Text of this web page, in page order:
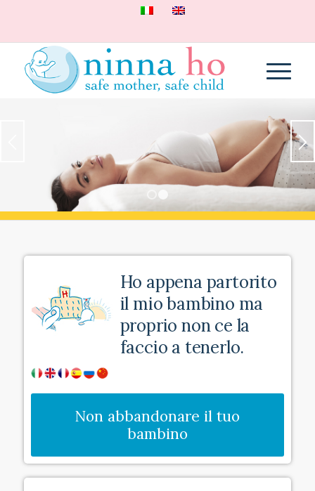
2
Ho appena partorito
il mio bambino ma
proprio non ce la
faccio a tenerlo.
Non abbandonare il tuo
bambino